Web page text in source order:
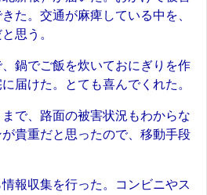
た。交通が麻痺している中を、
思う。
鍋でご飯を炊いておにぎりを作
届けた。とても喜んでくれた。
で、路面の被害状況もわからな
貴重だと思ったので、移動手段
報収集を行った。コンビニやス